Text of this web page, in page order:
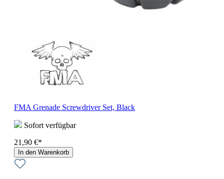
FMA Grenade Screwdriver Set, Black
Sofort verfügbar
21,90 €*
In den Warenkorb